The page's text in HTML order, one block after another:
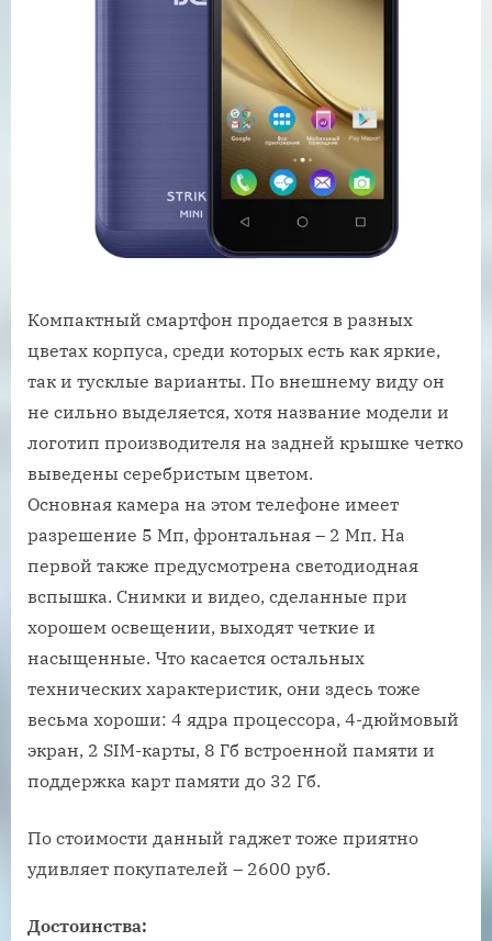
Компактный смартфон продается в разных
цветах корпуса, среди которых есть как яркие,
так и тусклые варианты. По внешнему виду он
не сильно выделяется, хотя название модели и
логотип производителя на задней крышке четко
выведены серебристым цветом.
Основная камера на этом телефоне имеет
разрешение 5 Мп, фронтальная – 2 Мп. На
первой также предусмотрена светодиодная
вспышка. Снимки и видео, сделанные при
хорошем освещении, выходят четкие и
насыщенные. Что касается остальных
технических характеристик, они здесь тоже
весьма хороши: 4 ядра процессора, 4-дюймовый
экран, 2 SIM-карты, 8 Гб встроенной памяти и
поддержка карт памяти до 32 Гб.
По стоимости данный гаджет тоже приятно
удивляет покупателей – 2600 руб.
Достоинства: